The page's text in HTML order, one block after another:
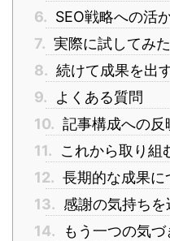
6. SEO戦略への活
7. 実際に試してみ
8. 続けて成果を出
9.
よくある質問
10. 記事構成への反
11.
これから取り組
12. 長期的な成果に
13. 感謝の気持ちを
14.
もう一つの気づ